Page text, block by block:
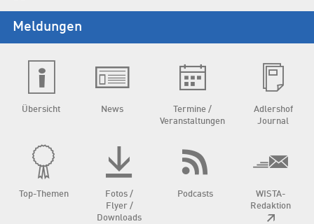
Meldungen
Übersicht News
Termine /
Veranstaltungen
Adlershof
Journal
Top-Themen
Fotos /
Flyer /
Downloads
Podcasts
WISTA-
Redaktion